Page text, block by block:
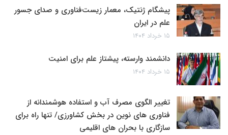
پیشگام ژنتیک، معمار زیست‌فناوری و صدای جسور
علم در ایران
۱۵ خرداد ۱۴۰۴
دانشمند وارسته، پیشتاز علم برای امنیت
۱۵ خرداد ۱۴۰۴
تغییر الگوی مصرف آب و استفاده هوشمندانه از
فناوری های نوین در بخش کشاورزی/ تنها راه برای
سازگاری با بحران های اقلیمی